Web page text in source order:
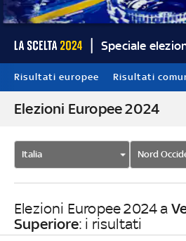
Speciale
Risultati europee Risultati
Elezioni Europee 2024
Italia Nord
Elezioni Europee 2024 a
Superiore: i risultati